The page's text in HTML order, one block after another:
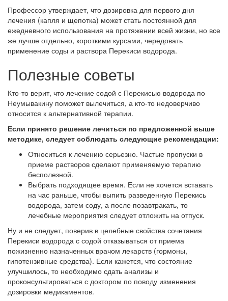
Профессор утверждает, что дозировка для первого дня
лечения (капля и щепотка) может стать постоянной для
ежедневного использования на протяжении всей жизни, но все
же лучше отдельно, короткими курсами, чередовать
применение соды и раствора Перекиси водорода.
Полезные советы
Кто-то верит, что лечение содой с Перекисью водорода по
Неумывакину поможет вылечиться, а кто-то недоверчиво
относится к альтернативной терапии.
Если принято решение лечиться по предложенной выше
методике, следует соблюдать следующие рекомендации:
Относиться к лечению серьезно. Частые пропуски в
приеме растворов сделают применяемую терапию
бесполезной.
Выбрать подходящее время. Если не хочется вставать
на час раньше, чтобы выпить разведенную Перекись
водорода, затем соду, а после позавтракать, то
лечебные мероприятия следует отложить на отпуск.
Ну и не следует, поверив в целебные свойства сочетания
Перекиси водорода с содой отказываться от приема
пожизненно назначенных врачом лекарств (гормоны,
гипотензивные средства). Если кажется, что состояние
улучшилось, то необходимо сдать анализы и
проконсультироваться с доктором по поводу изменения
дозировки медикаментов.